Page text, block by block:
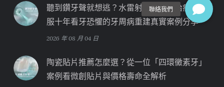
聽到鑽牙聲就想逃？水雷射結合舒眠治療，克
服十年看牙恐懼的牙周病重建真實案例分享
2026 年 08 月 04 日
陶瓷貼片推薦怎麼選？從一位「四環黴素牙」
案例看微創貼片與價格壽命全解析